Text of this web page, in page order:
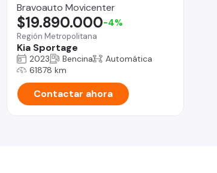
Bravoauto Movicenter
Región Metropolitana
Kia Sportage
$19.890.000-4%
2023 Bencina
Automática
61878 km
Contactar ahora